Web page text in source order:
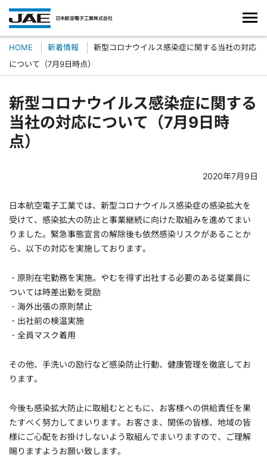
HOME 新着情報
新型コロナウイルス感染症に関する当社の対応
について（7月9日時点）
新型コロナウイルス感染症に関する
当社の対応について（7月9日時
点）
2020年7月9日
日本航空電子工業では、新型コロナウイルス感染症の感染拡大を
受けて、感染拡大の防止と事業継続に向けた取組みを進めてまい
りました。緊急事態宣言の解除後も依然感染リスクがあることか
ら、以下の対応を実施しております。
・原則在宅勤務を実施。やむを得ず出社する必要のある従業員に
ついては時差出勤を奨励
・海外出張の原則禁止
・出社前の検温実施
・全員マスク着用
その他、手洗いの励行など感染防止行動、健康管理を徹底してお
ります。
今後も感染拡大防止に取組むとともに、お客様への供給責任を果
たすべく努力してまいります。お客さま、関係の皆様、地域の皆
様にご心配をお掛けしないよう取組んでまいりますので、ご理解
賜りますようお願い致します。